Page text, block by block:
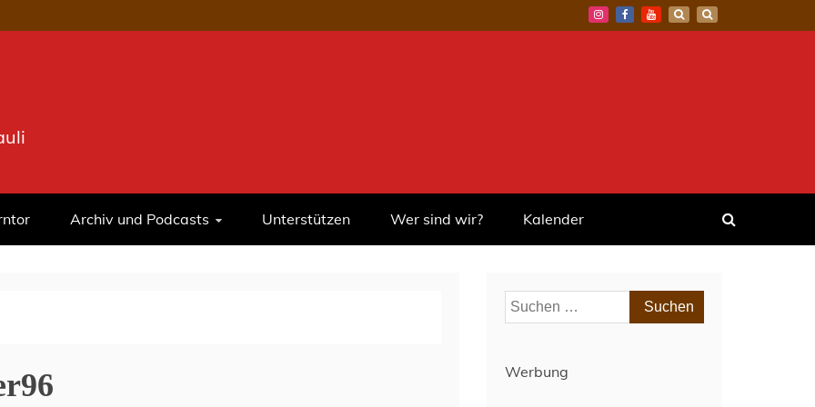
Archiv und Podcasts Unterstützen Wer sind wir? Kalender
Suchen
nach:
Werbung